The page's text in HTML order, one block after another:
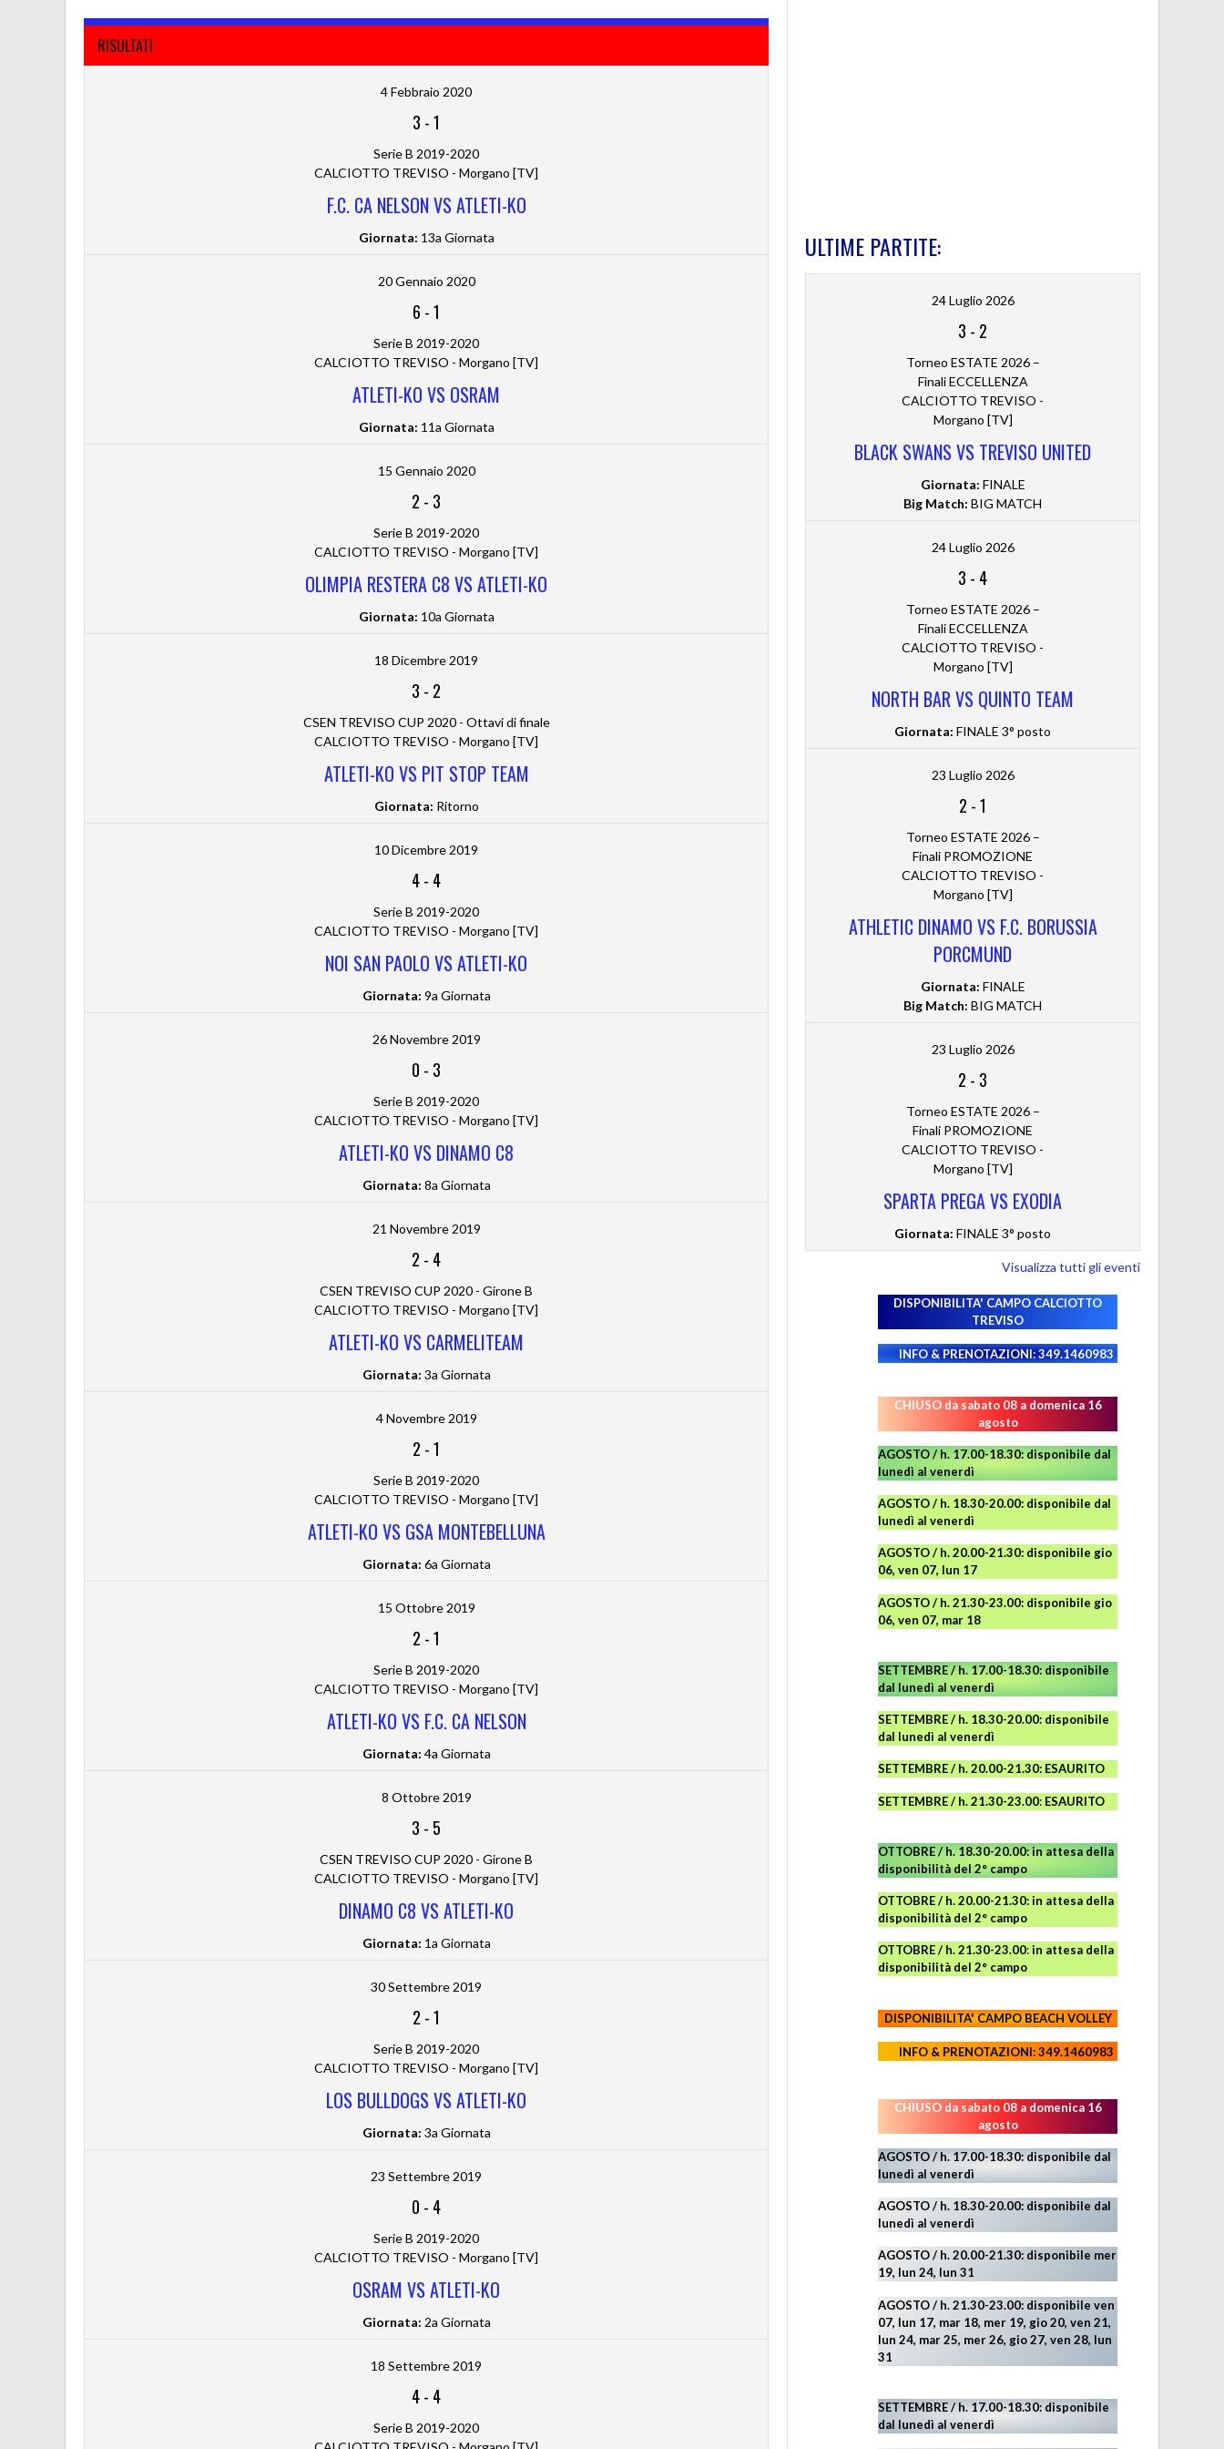
RISULTATI
4 Febbraio 2020
3 -1
Serie B 2019-2020
CALCIOTTO TREVISO - Morgano [TV]
F.C. CA NELSON VS ATLETI-KO
Giornata: 13a Giornata
20 Gennaio 2020
6 -1
Serie B 2019-2020
CALCIOTTO TREVISO - Morgano [TV]
ATLETI-KO VS OSRAM
Giornata: 11a Giornata
15 Gennaio 2020
2 - 3
Serie B 2019-2020
CALCIOTTO TREVISO - Morgano [TV]
OLIMPIA RESTERA C8 VS ATLETI-KO
Giornata: 10a Giornata
18 Dicembre 2019
3 - 2
CSEN TREVISO CUP 2020 - Ottavi di finale
CALCIOTTO TREVISO - Morgano [TV]
ATLETI-KO VS PIT STOP TEAM
Giornata: Ritorno
10 Dicembre 2019
4- 4
Serie B 2019-2020
CALCIOTTO TREVISO - Morgano [TV]
NOI SAN PAOLO VS ATLETI-KO
Giornata: 9a Giornata
26 Novembre 2019
0 - 3
Serie B 2019-2020
CALCIOTTO TREVISO - Morgano [TV]
ATLETI-KO VS DINAMO C8
Giornata: 8a Giornata
21 Novembre 2019
2 - 4
CSEN TREVISO CUP 2020 - Girone B
CALCIOTTO TREVISO - Morgano [TV]
ATLETI-KO VS CARMELITEAM
Giornata: 3a Giornata
4 Novembre 2019
2 -1
Serie B 2019-2020
CALCIOTTO TREVISO - Morgano [TV]
ATLETI-KO VS GSA MONTEBELLUNA
Giornata: 6a Giornata
15 Ottobre 2019
2 -1
Serie B 2019-2020
CALCIOTTO TREVISO - Morgano [TV]
ATLETI-KO VS F.C. CA NELSON
Giornata: 4a Giornata
8 Ottobre 2019
3 - 5
CSEN TREVISO CUP 2020 - Girone B
CALCIOTTO TREVISO - Morgano [TV]
DINAMO C8 VS ATLETI-KO
Giornata: 1a Giornata
30 Settembre 2019
2 -1
Serie B 2019-2020
CALCIOTTO TREVISO - Morgano [TV]
LOS BULLDOGS VS ATLETI-KO
Giornata: 3a Giornata
23 Settembre 2019
0 - 4
Serie B 2019-2020
CALCIOTTO TREVISO - Morgano [TV]
OSRAM VS ATLETI-KO
Giornata: 2a Giornata
18 Settembre 2019
4- 4
Serie B 2019-2020
ULTIME PARTITE:
24 Luglio 2026
3 - 2
Torneo ESTATE 2026 –
Finali ECCELLENZA
CALCIOTTO TREVISO -
Morgano [TV]
BLACK SWANS VS TREVISO UNITED
Giornata: FINALE
Big Match: BIG MATCH
24 Luglio 2026
3 - 4
Torneo ESTATE 2026 –
Finali ECCELLENZA
CALCIOTTO TREVISO -
Morgano [TV]
NORTH BAR VS QUINTO TEAM
Giornata: FINALE 3° posto
23 Luglio 2026
2 -1
Torneo ESTATE 2026 –
Finali PROMOZIONE
CALCIOTTO TREVISO -
Morgano [TV]
ATHLETIC DINAMO VS F.C. BORUSSIA
PORCMUND
Giornata: FINALE
Big Match: BIG MATCH
23 Luglio 2026
2 - 3
Torneo ESTATE 2026 –
Finali PROMOZIONE
CALCIOTTO TREVISO -
Morgano [TV]
SPARTA PREGA VS EXODIA
Giornata: FINALE 3° posto
Visualizza tutti gli eventi
DISPONIBILITA' CAMPO CALCIOTTO
TREVISO
INFO & PRENOTAZIONI: 349.1460983
CHIUSO da sabato 08 a domenica 16
agosto
AGOSTO / h. 17.00-18.30: disponibile dal
lunedì al venerdì
AGOSTO/ h. 18.30-20.00: disponibile dal
lunedì al venerdì
AGOSTO / h. 20.00-21.30: disponibile gio
06, ven 07, lun 17
AGOSTO/ h. 21.30-23.00: disponibile gio
06, ven 07, mar 18
SETTEMBRE / h. 17.00-18.30: disponibile
dal lunedì al venerdì
SETTEMBRE / h. 18.30-20.00: disponibile
dal lunedì al venerdì
SETTEMBRE / h. 20.00-21.30: ESAURITO
SETTEMBRE / h. 21.30-23.00: ESAURITO
OTTOBRE / h. 18.30-20.00:in attesa della
disponibilità del 2° campo
OTTOBRE / h. 20.00-21.30:in attesa della
disponibilità del 2° campo
OTTOBRE / h. 21.30-23.00:in attesa della
disponibilità del 2° campo
DISPONIBILITA' CAMPOBEACH VOLLEY
INFO & PRENOTAZIONI: 349.1460983
CHIUSO da sabato 08 a domenica 16
agosto
AGOSTO / h. 17.00-18.30: disponibile dal
lunedì al venerdì
AGOSTO/ h. 18.30-20.00: disponibile dal
lunedì al venerdì
AGOSTO / h. 20.00-21.30: disponibile mer
19, lun 24, lun 31
AGOSTO/ h. 21.30-23.00: disponibile ven
07, lun 17, mar 18, mer 19, gio 20, ven 21,
lun 24, mar 25, mer 26, gio 27, ven 28, lun
31
SETTEMBRE / h. 17.00-18.30: disponibile
dal lunedì al venerdì